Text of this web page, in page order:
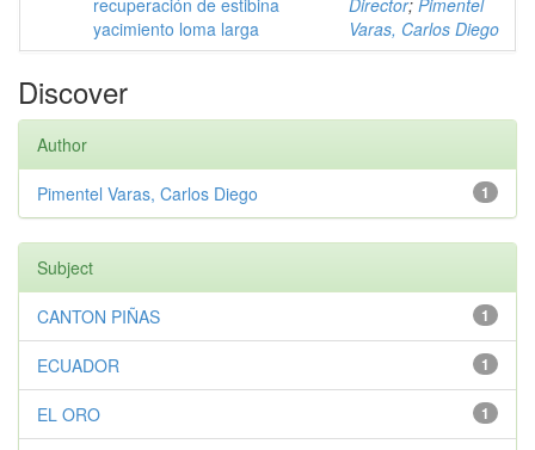
recuperación de estibina
yacimiento loma larga
Director; Pimentel
Varas, Carlos Diego
Discover
Author
1
Pimentel Varas, Carlos Diego
Subject
1
CANTON PIÑAS
1
ECUADOR
1
EL ORO